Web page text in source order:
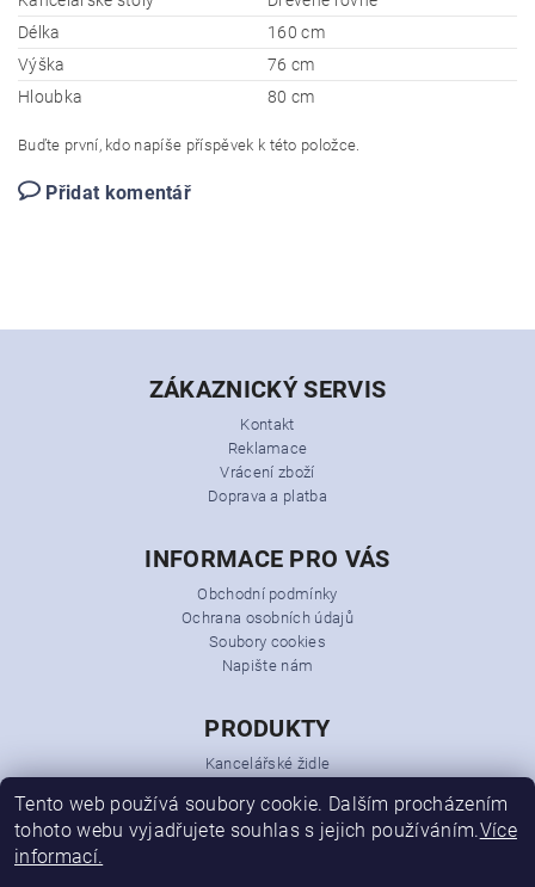
Délka
160 cm
Výška
76 cm
Hloubka
80 cm
Buďte první, kdo napíše příspěvek k této položce.
Přidat komentář
ZÁKAZNICKÝ SERVIS
Kontakt
Reklamace
Vrácení zboží
Doprava a platba
INFORMACE PRO VÁS
Obchodní podmínky
Ochrana osobních údajů
Soubory cookies
Napište nám
PRODUKTY
Kancelářské židle
Kancelářský nábytek
Konferenční židle
Tento web používá soubory cookie. Dalším procházením
tohoto webu vyjadřujete souhlas s jejich používáním.Více
informací.